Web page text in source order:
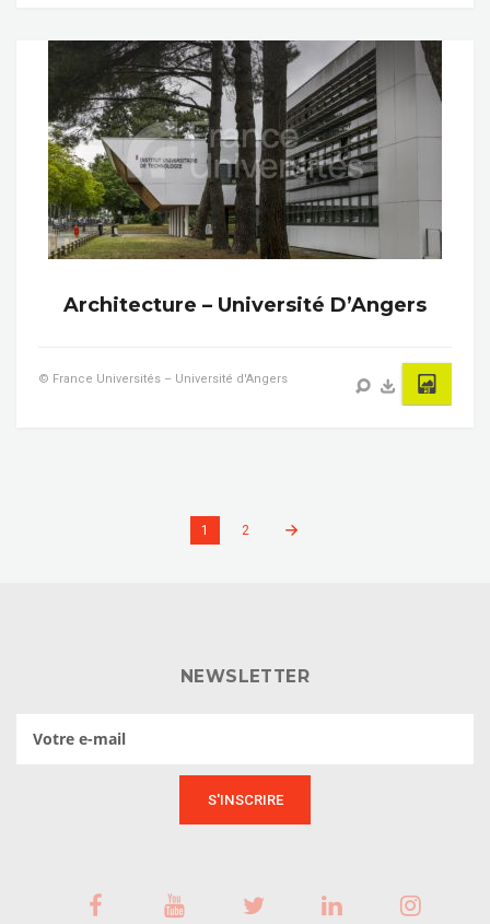
Architecture – Université D’Angers
© France Universités – Université d'Angers
1 2
NEWSLETTER